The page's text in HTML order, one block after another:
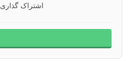
اشتراک گذاری